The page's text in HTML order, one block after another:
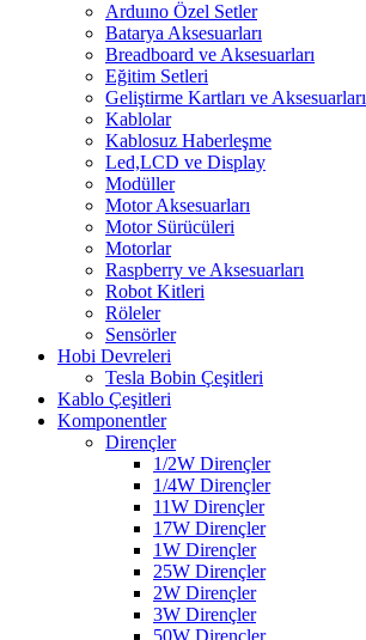
Arduıno Özel Setler
Batarya Aksesuarları
Breadboard ve Aksesuarları
Eğitim Setleri
Geliştirme Kartları ve Aksesuarları
Kablolar
Kablosuz Haberleşme
Led,LCD ve Display
Modüller
Motor Aksesuarları
Motor Sürücüleri
Motorlar
Raspberry ve Aksesuarları
Robot Kitleri
Röleler
Sensörler
Hobi Devreleri
Tesla Bobin Çeşitleri
Kablo Çeşitleri
Komponentler
Dirençler
1/2W Dirençler
1/4W Dirençler
11W Dirençler
17W Dirençler
1W Dirençler
25W Dirençler
2W Dirençler
3W Dirençler
50W Dirençler